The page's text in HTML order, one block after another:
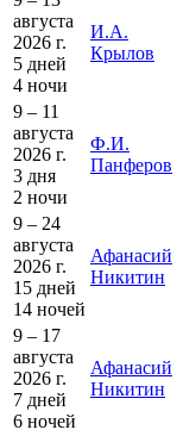
августа
2026 г.
5 дней
4 ночи
И.А.
Крылов
9 – 11
августа
2026 г.
3 дня
2 ночи
Ф.И.
Панферов
9 – 24
августа
2026 г.
15 дней
14 ночей
Афанасий
Никитин
9 – 17
августа
2026 г.
7 дней
6 ночей
Афанасий
Никитин